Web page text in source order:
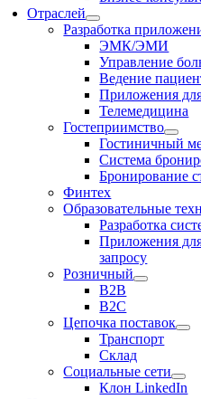
Отраслей
Разработка
ЭМК/ЭМИ
Управление
Ведение
Приложения
Телемедицина
Гостеприимство
Гостиничный
Система
Бронирование
Финтех
Образовательные
Разработка
Приложения
запросу
Розничный
В2В
В2С
Цепочка поставок
Транспорт
Склад
Социальные сети
Клон LinkedIn